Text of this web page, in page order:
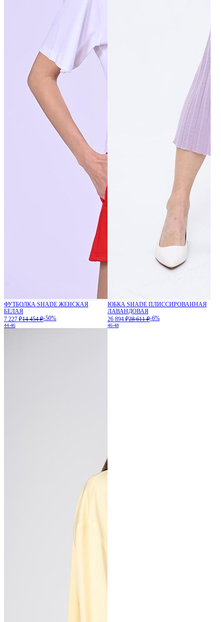
ФУТБОЛКА SHADE ЖЕНСКАЯ
БЕЛАЯ
7 227 ₽14 454 ₽-50%
44-46
ЮБКА SHADE ПЛИССИРОВАННАЯ
ЛАВАНДОВАЯ
26 894 ₽28 611 ₽-6%
46-48